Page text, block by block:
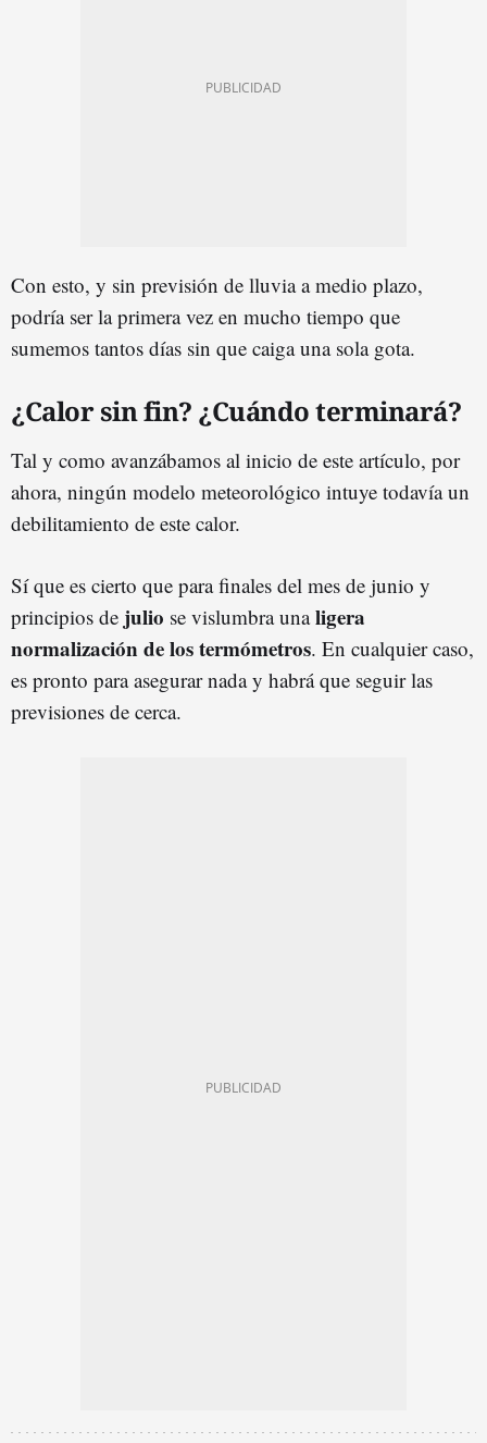
Con esto, y sin previsión de lluvia a medio plazo,
podría ser la primera vez en mucho tiempo que
sumemos tantos días sin que caiga una sola gota.
¿Calor sin fin? ¿Cuándo terminará?
Tal y como avanzábamos al inicio de este artículo, por
ahora, ningún modelo meteorológico intuye todavía un
debilitamiento de este calor.
Sí que es cierto que para finales del mes de junio y
principios de julio se vislumbra unaligera
normalización de los termómetros. En cualquier caso,
es pronto para asegurar nada y habrá que seguir las
previsiones de cerca.